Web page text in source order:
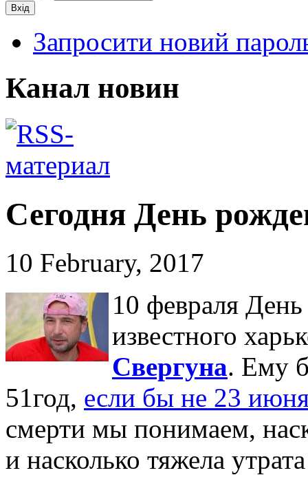
Запросити новий
Канал новин
Сегодня День
10 February, 2017
10 февраля
известного
Свергуна. Ему
51год, если бы не 23
смерти мы понимаем,
и насколько тяжела